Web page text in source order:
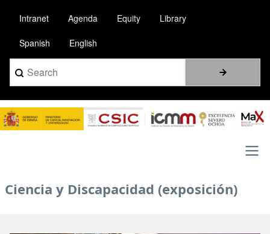
contenido
principal
Intranet Agenda Equity Library
Spanish English
Search
Image
Main
navigation
Ciencia y Discapacidad (exposición)